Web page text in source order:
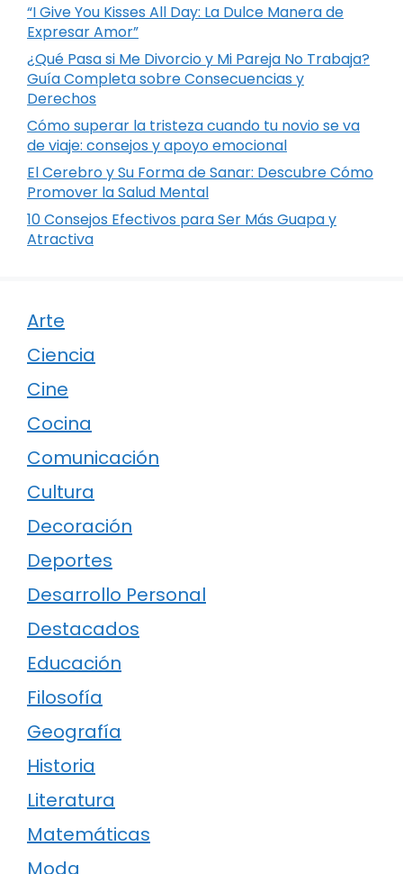
“I Give You Kisses All Day: La Dulce Manera de
Expresar Amor”
¿Qué Pasa si Me Divorcio y Mi Pareja No Trabaja?
Guía Completa sobre Consecuencias y
Derechos
Cómo superar la tristeza cuando tu novio se va
de viaje: consejos y apoyo emocional
El Cerebro y Su Forma de Sanar: Descubre Cómo
Promover la Salud Mental
10 Consejos Efectivos para Ser Más Guapa y
Atractiva
Arte
Ciencia
Cine
Cocina
Comunicación
Cultura
Decoración
Deportes
Desarrollo Personal
Destacados
Educación
Filosofía
Geografía
Historia
Literatura
Matemáticas
Moda